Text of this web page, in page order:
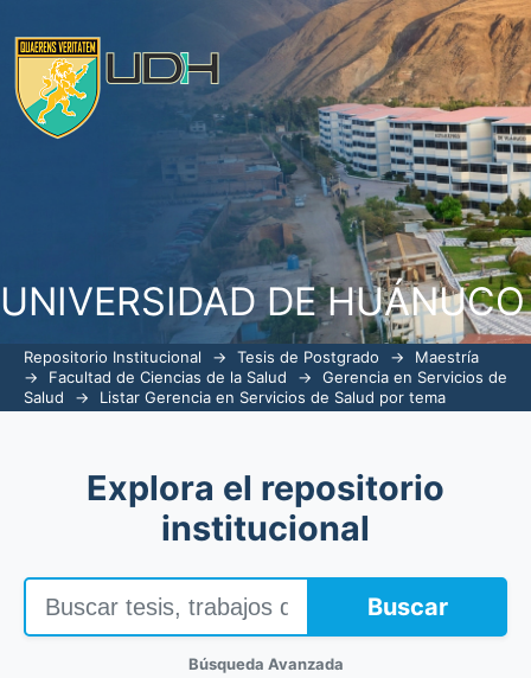
UNIVERSIDAD DE HUÁNUCO
ListarGerencia en Servicios
sociodemográficas"
Repositorio Institucional → Tesis de Postgrado →
Maestría
→
Facultad de Ciencias de la Salud →
Gerencia en Servicios de
Salud
→ Listar Gerencia en Servicios de Salud por tema
Explora el repositorio
institucional
Buscar
Búsqueda Avanzada